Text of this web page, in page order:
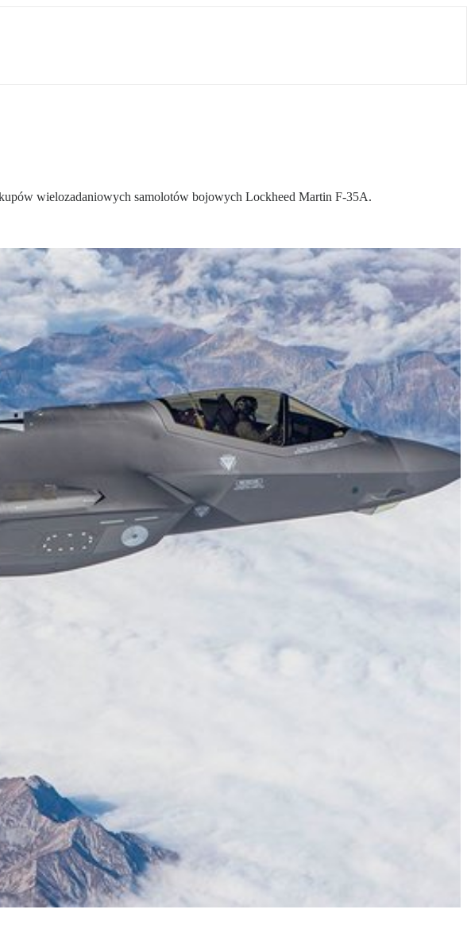
wielozadaniowych samolotów bojowych Lockheed Martin F-35A.